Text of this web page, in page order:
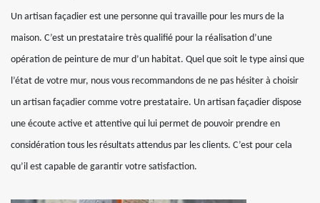
Un artisan façadier est une personne qui travaille pour les murs de la
maison. C’est un prestataire très qualifié pour la réalisation d’une
opération de peinture de mur d’un habitat. Quel que soit le type ainsi que
l’état de votre mur, nous vous recommandons de ne pas hésiter à choisir
un artisan façadier comme votre prestataire. Un artisan façadier dispose
une écoute active et attentive qui lui permet de pouvoir prendre en
considération tous les résultats attendus par les clients. C’est pour cela
qu’il est capable de garantir votre satisfaction.